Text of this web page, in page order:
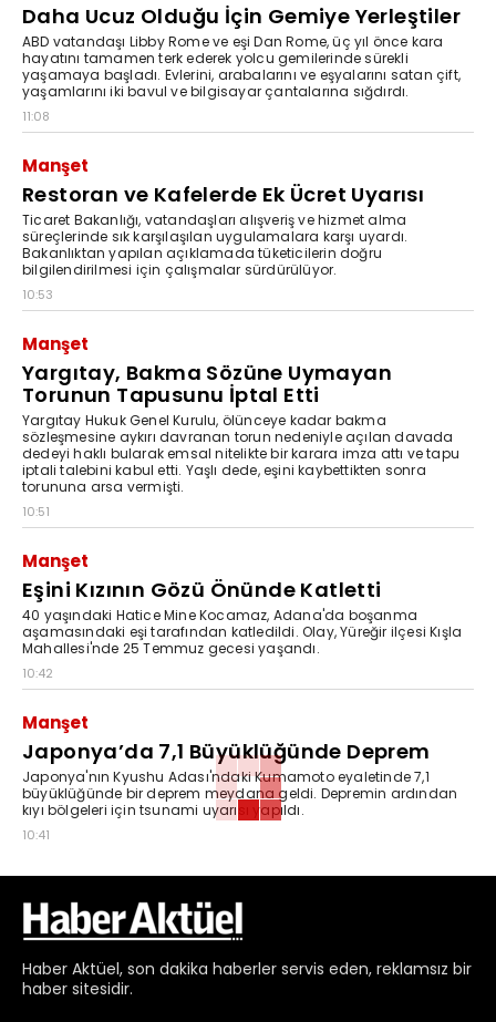
Daha Ucuz Olduğu İçin Gemiye Yerleştiler
ABD vatandaşı Libby Rome ve eşi Dan Rome, üç yıl önce kara
hayatını tamamen terk ederek yolcu gemilerinde sürekli
yaşamaya başladı. Evlerini, arabalarını ve eşyalarını satan çift,
yaşamlarını iki bavul ve bilgisayar çantalarına sığdırdı.
11:08
Manşet
Restoran ve Kafelerde Ek Ücret Uyarısı
Ticaret Bakanlığı, vatandaşları alışveriş ve hizmet alma
süreçlerinde sık karşılaşılan uygulamalara karşı uyardı.
Bakanlıktan yapılan açıklamada tüketicilerin doğru
bilgilendirilmesi için çalışmalar sürdürülüyor.
10:53
Manşet
Yargıtay, Bakma Sözüne Uymayan
Torunun Tapusunu İptal Etti
Yargıtay Hukuk Genel Kurulu, ölünceye kadar bakma
sözleşmesine aykırı davranan torun nedeniyle açılan davada
dedeyi haklı bularak emsal nitelikte bir karara imza attı ve tapu
iptali talebini kabul etti. Yaşlı dede, eşini kaybettikten sonra
torununa arsa vermişti.
10:51
Manşet
Eşini Kızının Gözü Önünde Katletti
40 yaşındaki Hatice Mine Kocamaz, Adana'da boşanma
aşamasındaki eşi tarafından katledildi. Olay, Yüreğir ilçesi Kışla
Mahallesi'nde 25 Temmuz gecesi yaşandı.
10:42
Manşet
Japonya’da 7,1 Büyüklüğünde Deprem
Japonya'nın Kyushu Adası'ndaki Kumamoto eyaletinde 7,1
büyüklüğünde bir deprem meydana geldi. Depremin ardından
kıyı bölgeleri için tsunami uyarısı yapıldı.
10:41
Haber Aktüel, son dakika haberler servis eden, reklamsız bir
haber sitesidir.